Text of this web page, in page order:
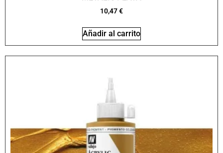
10,47€
Añadir al carrito